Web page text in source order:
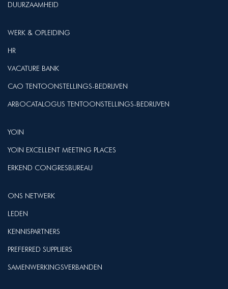
DUURZAAMHEID
WERK & OPLEIDING
HR
VACATURE BANK
CAO TENTOONSTELLINGS-BEDRIJVEN
ARBOCATALOGUS TENTOONSTELLINGS-BEDRIJVEN
YOIN
YOIN EXCELLENT MEETING PLACES
ERKEND CONGRESBUREAU
ONS NETWERK
LEDEN
KENNISPARTNERS
PREFERRED SUPPLIERS
SAMENWERKINGSVERBANDEN